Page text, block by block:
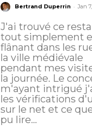
Bertrand Duperrin - Jan
J'ai trouvé ce
tout simplement
flânant dans les
la ville médiévale
pendant mes
la journée. Le
m'ayant intrigué
les vérifications
sur le net et ce
pu lire...